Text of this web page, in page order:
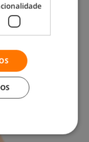
571 560